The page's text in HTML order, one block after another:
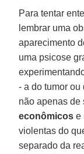
Para tentar
lembrar uma
aparecimento
uma psicose
- a do tumor
não apenas de
econômicos e
violentas do
separado da